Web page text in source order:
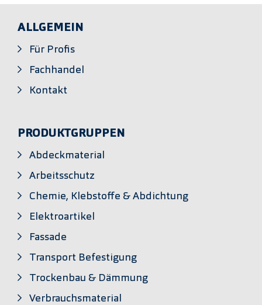
ALLGEMEIN
Für Profis
Fachhandel
Kontakt
PRODUKTGRUPPEN
Abdeckmaterial
Arbeitsschutz
Chemie, Klebstoffe & Abdichtung
Elektroartikel
Fassade
Transport Befestigung
Trockenbau & Dämmung
Verbrauchsmaterial